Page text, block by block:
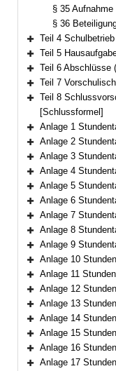
§ 35 Aufnahme
§ 36
Bereich erweitern
Teil 4
Bereich erweitern
Teil 5 Hausaufgaben,
Bereich erweitern
Teil 6 Abschlüsse
Bereich erweitern
Teil 7
Bereich erweitern
Teil 8
[Schlussformel]
Bereich erweitern
Anlage 1
Bereich erweitern
Anlage 2
Bereich erweitern
Anlage 3
Bereich erweitern
Anlage 4
Bereich erweitern
Anlage 5 Stundentafel für
Bereich erweitern
Anlage 6 Stundentafel für
Bereich erweitern
Anlage 7
Bereich erweitern
Anlage 8
Bereich erweitern
Anlage 9
Bereich erweitern
Anlage 10
Bereich erweitern
Anlage 11
Bereich erweitern
Anlage 12
Bereich erweitern
Anlage 13
Bereich erweitern
Anlage 14
Bereich erweitern
Anlage 15
Bereich erweitern
Anlage 16 Stundentafel
Anlage 17 Stundentafel